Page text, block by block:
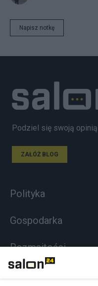
Napisz notkę
Podziel się swoją opinią
ZAŁÓŻ BLOG
Polityka
Gospodarka
Rozmaitości